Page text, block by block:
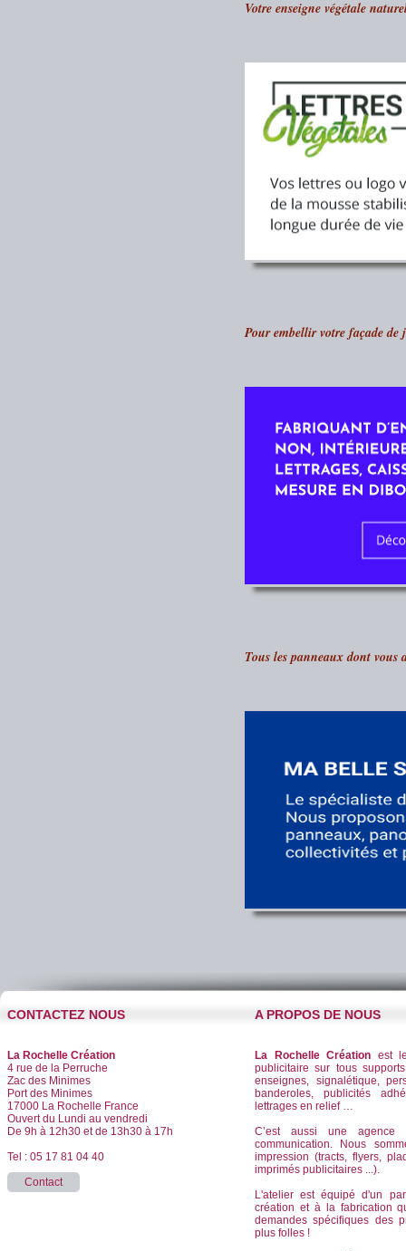
Votre enseigne végétale
Pour embellir votre façade
Tous les panneaux dont
CONTACTEZ NOUS
La Rochelle Création
4 rue de la Perruche
Zac des Minimes
Port des Minimes
17000 La Rochelle France
Ouvert du Lundi au vendredi
De 9h à 12h30 et de 13h30 à 17h
Tel : 05 17 81 04 40
Contact
A PROPOS DE NOUS
La Rochelle Création est
publicitaire sur tous
enseignes, signalétique,
banderoles, publicités
lettrages en relief …
C’est aussi une
communication. Nous
impression (tracts, flyers,
imprimés publicitaires ...).
L'atelier est équipé d'un
création et à la fabrication
demandes spécifiques des
plus folles !